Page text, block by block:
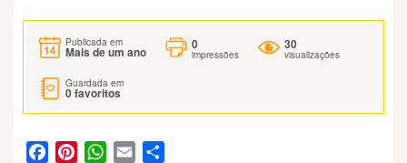
Publicada em
Mais de um ano
0
impressões
30
visualizações
Guardada em
0favoritos
FacebookPinterestWhatsApp
Email